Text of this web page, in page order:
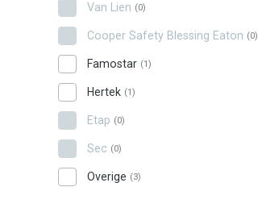
Van Lien (0)
Cooper Safety Blessing Eaton (0)
Famostar (1)
Hertek (1)
Etap (0)
Sec (0)
Overige (3)